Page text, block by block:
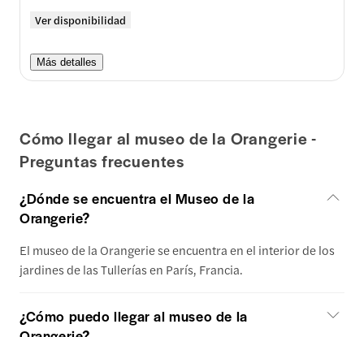
Ver disponibilidad
Más detalles
Cómo llegar al museo de la Orangerie -
Preguntas frecuentes
¿Dónde se encuentra el Museo de la
Orangerie?
El museo de la Orangerie se encuentra en el interior de los
jardines de las Tullerías en París, Francia.
¿Cómo puedo llegar al museo de la